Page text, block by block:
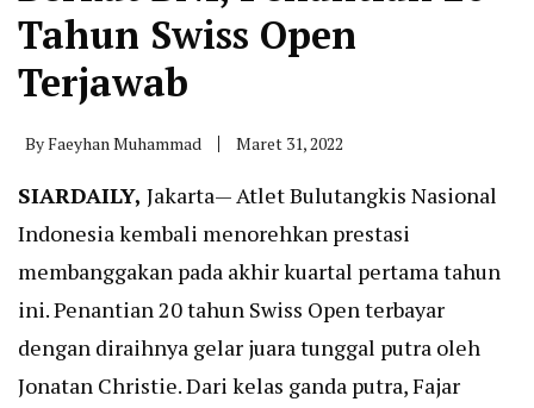
Tahun Swiss Open
Terjawab
ByFaeyhan Muhammad Maret 31, 2022
SIARDAILY, Jakarta— Atlet Bulutangkis Nasional
Indonesia kembali menorehkan prestasi
membanggakan pada akhir kuartal pertama tahun
ini. Penantian 20 tahun Swiss Open terbayar
dengan diraihnya gelar juara tunggal putra oleh
Jonatan Christie. Dari kelas ganda putra, Fajar